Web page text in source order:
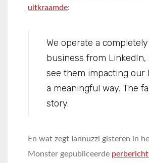
uitkraamde:
We operate a
business from LinkedIn,
see them impacting our
a meaningful way. The
story.
En wat zegt Iannuzzi gisteren in
Monster gepubliceerde